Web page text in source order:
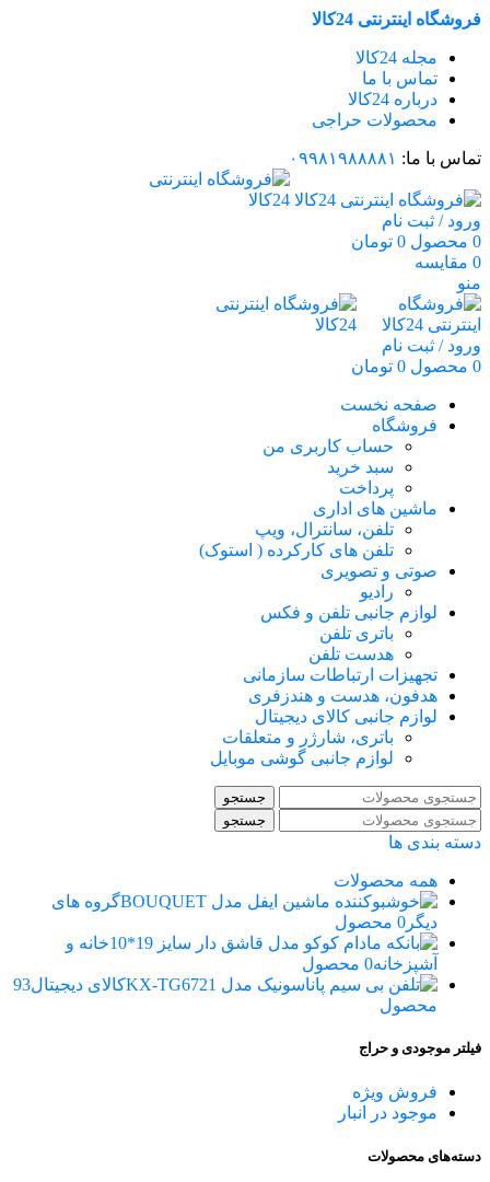
فروشگاه اینترنتی 24کالا
مجله 24کالا
تماس با ما
درباره 24کالا
محصولات حراجی
تماس با ما: ۰۹۹۸۱۹۸۸۸۸۱
ورود / ثبت نام
0 محصول 0 تومان
0 مقایسه
منو
ورود / ثبت نام
0 محصول 0 تومان
صفحه نخست
فروشگاه
حساب کاربری من
سبد خرید
پرداخت
ماشین های اداری
تلفن، سانترال، ویپ
تلفن های کارکرده ( استوک)
صوتی و تصویری
رادیو
لوازم جانبی تلفن و فکس
باتری تلفن
هدست تلفن
تجهیزات ارتباطات سازمانی
هدفون، هدست و هندزفری
لوازم جانبی کالای دیجیتال
باتری، شارژر و متعلقات
لوازم جانبی گوشی موبایل
جستجو
جستجو
دسته بندی ها
همه محصولات
گروه های
دیگر 0 محصول
خانه و
آشپزخانه0 محصول
کالای دیجیتال93
محصول
فیلتر موجودی و حراج
فروش ویژه
موجود در انبار
دسته‌های محصولات